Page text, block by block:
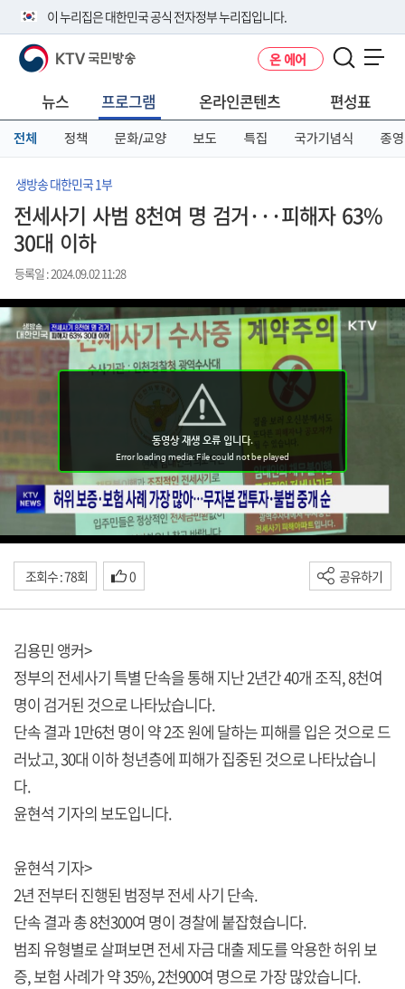
이 누리집은 대한민국 공식 전자정부 누리집입니다.
공식 누리집 주소 확인하기
니다.
이밖에 or.kr 또는 .kr등 다른 도메인 주소를 사용하고 있다면 아래 URL에
서 도메인 주소를 확인해 보세요
KTV 국민방송 온 에어
뉴스 프로그램 온라인콘텐츠 편성표
전체 정책 문화/교양 보도 특집 국가기념식 종영
생방송 대한민국 1부
전세사기 사범 8천여 명 검거···피해자 63%
30대 이하
등록일 : 2024.09.02 11:28
조회수 : 78회 0 공유하기
김용민 앵커>
정부의 전세사기 특별 단속을 통해 지난 2년간 40개 조직, 8천여
명이 검거된 것으로 나타났습니다.
단속 결과 1만6천 명이 약 2조 원에 달하는 피해를 입은 것으로 드
러났고, 30대 이하 청년층에 피해가 집중된 것으로 나타났습니
다.
윤현석 기자의 보도입니다.
윤현석 기자>
2년 전부터 진행된 범정부 전세 사기 단속.
단속 결과 총 8천300여 명이 경찰에 붙잡혔습니다.
범죄 유형별로 살펴보면 전세 자금 대출 제도를 악용한 허위 보
증, 보험 사례가 약 35%, 2천900여 명으로 가장 많았습니다.